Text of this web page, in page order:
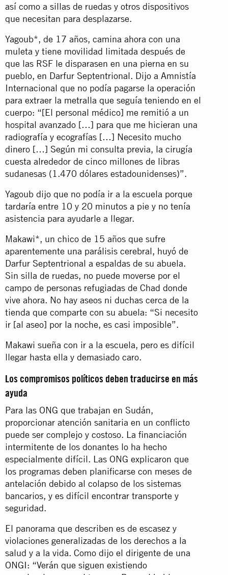
así como a sillas de ruedas y otros dispositivos
que necesitan para desplazarse.
Yagoub*, de 17 años, camina ahora con una
muleta y tiene movilidad limitada después de
que las RSF le disparasen en una pierna en su
pueblo, en Darfur Septentrional. Dijo a Amnistía
Internacional que no podía pagarse la operación
para extraer la metralla que seguía teniendo en el
cuerpo: “[El personal médico] me remitió a un
hospital avanzado […] para que me hicieran una
radiografía y ecografías […] Necesito mucho
dinero […] Según mi consulta previa, la cirugía
cuesta alrededor de cinco millones de libras
sudanesas (1.470 dólares estadounidenses)”.
Yagoub dijo que no podía ir a la escuela porque
tardaría entre 10 y 20 minutos a pie y no tenía
asistencia para ayudarle a llegar.
Makawi*, un chico de 15 años que sufre
aparentemente una parálisis cerebral, huyó de
Darfur Septentrional a espaldas de su abuela.
Sin silla de ruedas, no puede moverse por el
campo de personas refugiadas de Chad donde
vive ahora. No hay aseos ni duchas cerca de la
tienda que comparte con su abuela: “Si necesito
ir [al aseo] por la noche, es casi imposible”.
Makawi sueña con ir a la escuela, pero es difícil
llegar hasta ella y demasiado caro.
Los compromisos políticos deben traducirse en más
ayuda
Para las ONG que trabajan en Sudán,
proporcionar atención sanitaria en un conflicto
puede ser complejo y costoso. La financiación
intermitente de los donantes lo ha hecho
especialmente difícil. Las ONG explicaron que
los programas deben planificarse con meses de
antelación debido al colapso de los sistemas
bancarios, y es difícil encontrar transporte y
seguridad.
El panorama que describen es de escasez y
violaciones generalizadas de los derechos a la
salud y a la vida. Como dijo el dirigente de una
ONGI: “Verán que siguen existiendo